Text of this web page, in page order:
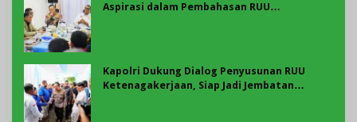
Aspirasi dalam Pembahasan RUU
Kapolri Dukung Dialog Penyusunan RUU
Ketenagakerjaan, Siap Jadi Jembatan